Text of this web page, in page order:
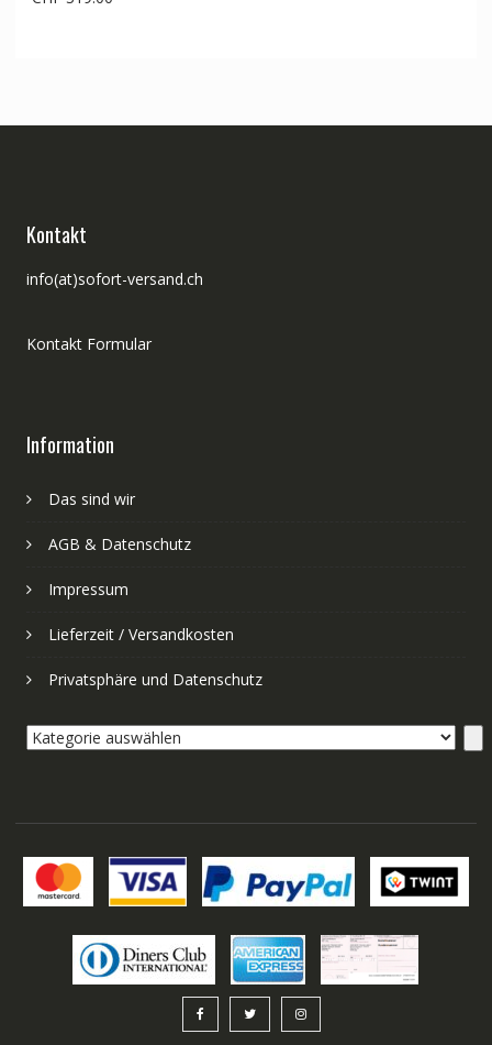
Kontakt
info(at)sofort-versand.ch
Kontakt Formular
Information
Das sind wir
AGB & Datenschutz
Impressum
Lieferzeit / Versandkosten
Privatsphäre und Datenschutz
Kategorie